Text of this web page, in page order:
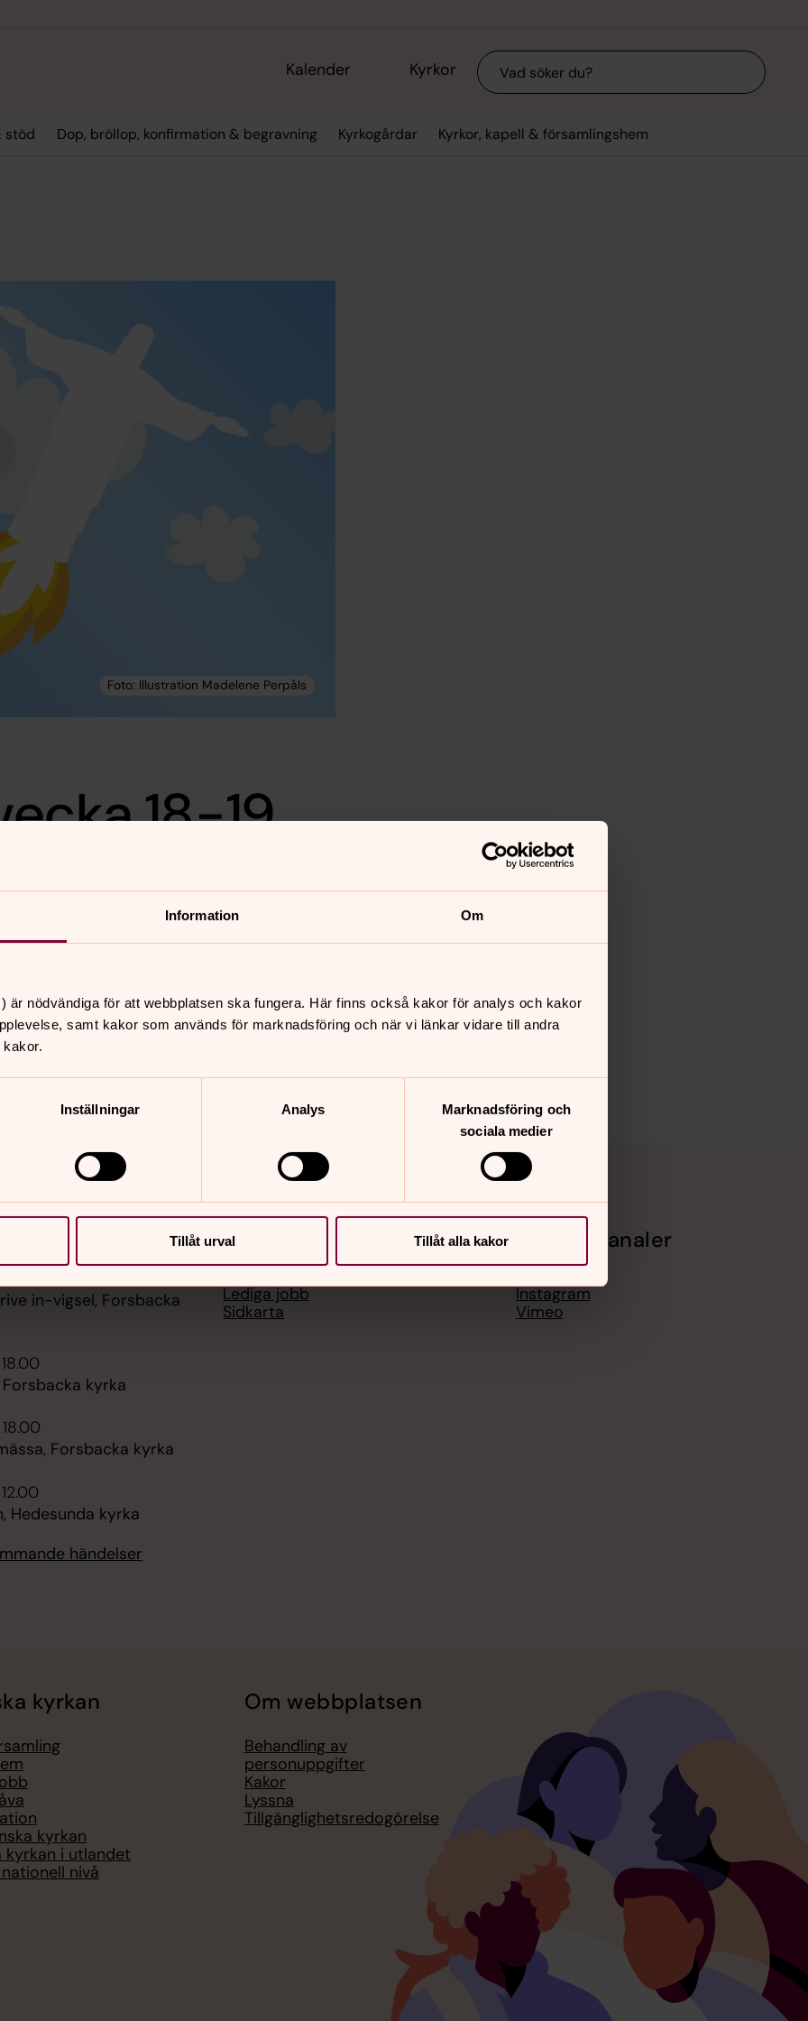
Information Om
är nödvändiga för att webbplatsen ska fungera. Här finns också kakor för analys och kakor
samt kakor som används för marknadsföring och när vi länkar vidare till andra
Inställningar Analys
Marknadsföring och
sociala medier
Tillåt urval Tillåt alla kakor
Kalender Kyrkor Sök
stöd Dop, bröllop, konfirmation & begravning Kyrkogårdar Kyrkor, kapell & församlingshem
18-19
in-vigsel, Forsbacka
kyrka
Forsbacka kyrka
Hedesunda kyrka
händelser
Hitta snabbt
Lediga jobb
Sidkarta
Sociala kanaler
Instagram
Vimeo
kyrkan
kyrkan
kyrkan i utlandet
nivå
Om webbplatsen
Behandling av
personuppgifter
Kakor
Lyssna
Tillgänglighetsredogörelse